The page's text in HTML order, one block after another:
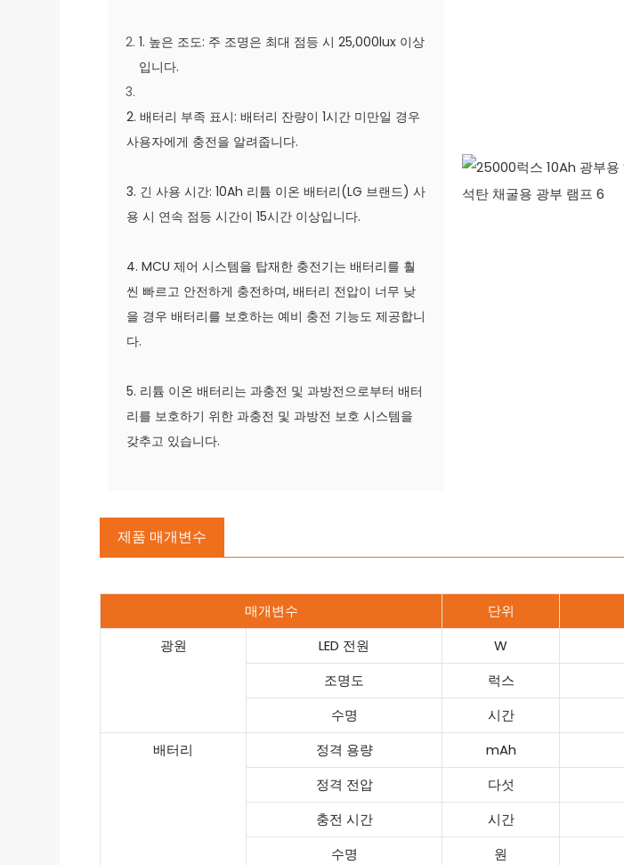
1. 높은 조도: 주 조명은 최대 점등 시 25,000lux 이상
입니다.
2. 배터리 부족 표시: 배터리 잔량이 1시간 미만일 경우
사용자에게 충전을 알려줍니다.
3. 긴 사용 시간: 10Ah 리튬 이온 배터리(LG 브랜드) 사
용 시 연속 점등 시간이 15시간 이상입니다.
4. MCU 제어 시스템을 탑재한 충전기는 배터리를 훨
씬 빠르고 안전하게 충전하며, 배터리 전압이 너무 낮
을 경우 배터리를 보호하는 예비 충전 기능도 제공합니
다.
5. 리튬 이온 배터리는 과충전 및 과방전으로부터 배터
리를 보호하기 위한 과충전 및 과방전 보호 시스템을
갖추고 있습니다.
제품 매개변수
매개변수 단위
광원
LED 전원 W
조명도
럭스
수명
시간
배터리
정격 용량 mAh
정격 전압
다섯
충전 시간
시간
수명
원